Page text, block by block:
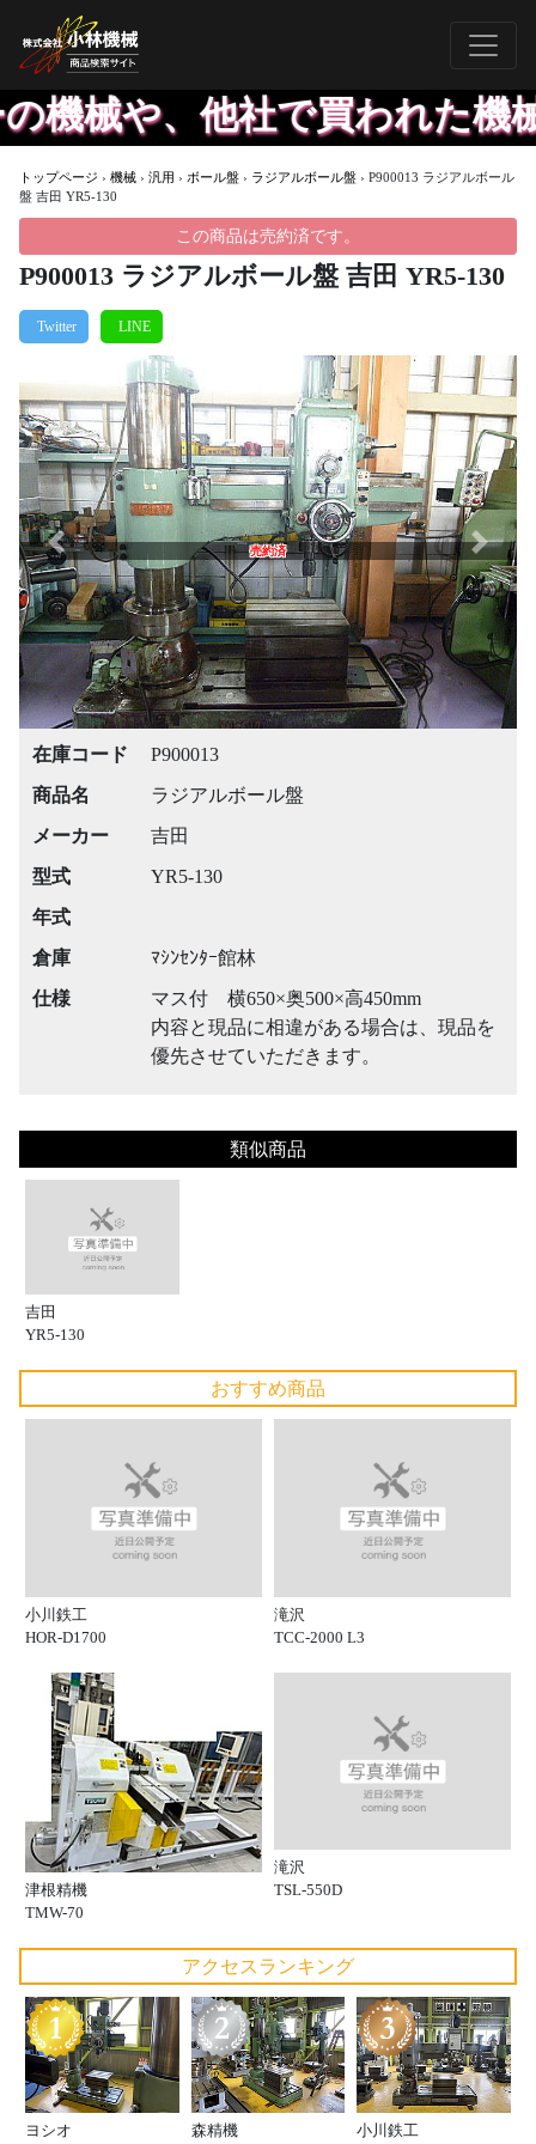
、他社で買われた機械
トップページ › 機械 › 汎用 › ボール盤 › ラジアルボール盤 › P900013 ラジアルボール
盤 吉田 YR5-130
この商品は売約済です。
P900013 ラジアルボール盤 吉田 YR5-130
売約済
Previous Next
在庫コード
P900013
商品名
ラジアルボール盤
メーカー
吉田
型式
YR5-130
年式
倉庫
ﾏｼﾝｾﾝﾀｰ館林
仕様
マス付 横650×奥500×高450mm
内容と現品に相違がある場合は、現品を
優先させていただきます。
類似商品
吉田
YR5-130
おすすめ商品
小川鉄工
HOR-D1700
滝沢
TCC-2000 L3
津根精機
TMW-70
滝沢
TSL-550D
アクセスランキング
ヨシオ
森精機
小川鉄工